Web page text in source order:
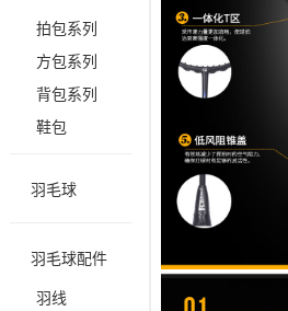
拍包系列
方包系列
背包系列
鞋包
羽毛球
羽毛球配件
羽线